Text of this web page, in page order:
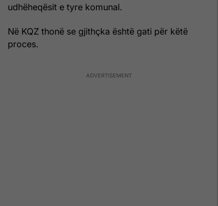
udhëheqësit e tyre komunal.
Në KQZ thonë se gjithçka është gati për këtë
proces.